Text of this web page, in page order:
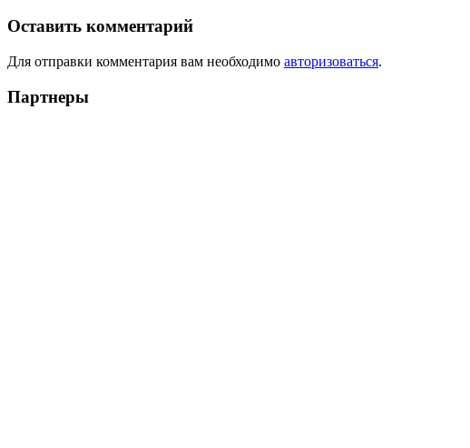
Оставить комментарий
Для отправки комментария вам необходимо авторизоваться.
Партнеры